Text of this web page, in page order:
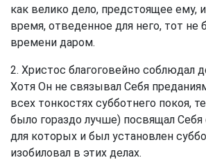
как велико дело, предстоящее ему,
время, отведенное для него, тот не
времени даром.
2. Христос благоговейно соблюдал
Хотя Он не связывал Себя
всех тонкостях субботнего покоя,
было гораздо лучше) посвящал
для которых и был установлен
изобиловал в этих делах.